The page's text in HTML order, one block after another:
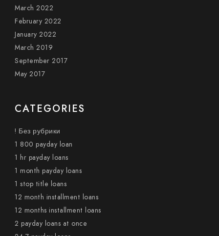
March 2022
February 2022
January 2022
March 2019
September 2017
May 2017
CATEGORIES
! Без рубрики
1 800 payday loan
1 hr payday loans
1 month payday loans
1 stop title loans
12 month installment loans
12 months installment loans
2 payday loans at once